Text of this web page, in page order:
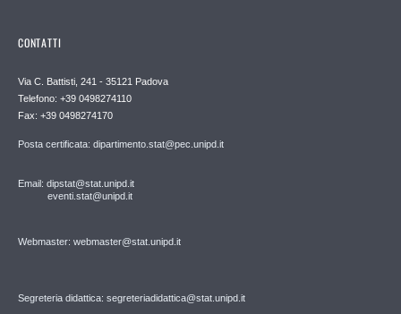
CONTATTI
Via C. Battisti, 241 - 35121 Padova
Telefono: +39 0498274110
Fax: +39 0498274170
Posta certificata: dipartimento.stat@pec.unipd.it
Email: dipstat@stat.unipd.it
eventi.stat@unipd.it
Webmaster: webmaster@stat.unipd.it
Segreteria didattica: segreteriadidattica@stat.unipd.it